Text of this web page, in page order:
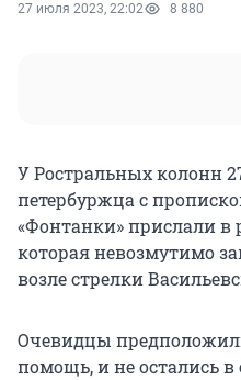
27 июля 2023, 22:02 8 880
У Ростральных колонн
петербуржца с
«Фонтанки» прислали
которая невозмутимо
возле стрелки
Очевидцы
помощь, и не остались в